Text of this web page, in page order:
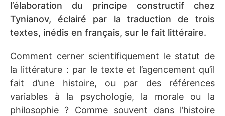
l’élaboration du principe constructif chez
Tynianov, éclairé par la traduction de trois
textes, inédis en français, sur le fait littéraire.
Comment cerner scientifiquement le statut de
la littérature : par le texte et l’agencement qu’il
fait d’une histoire, ou par des références
variables à la psychologie, la morale ou la
philosophie ? Comme souvent dans l’histoire